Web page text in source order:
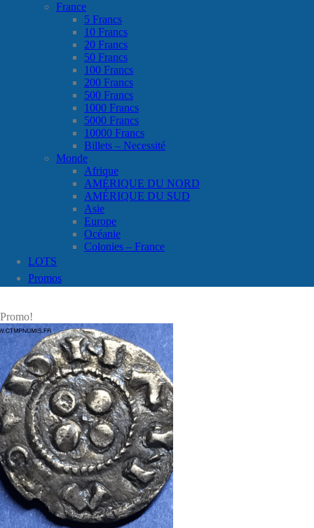
France
5 Francs
10 Francs
20 Francs
50 Francs
100 Francs
200 Francs
500 Francs
1000 Francs
5000 Francs
10000 Francs
Billets – Necessité
Monde
Afrique
AMÉRIQUE DU NORD
AMÉRIQUE DU SUD
Asie
Europe
Océanie
Colonies – France
LOTS
Promos
Promo!